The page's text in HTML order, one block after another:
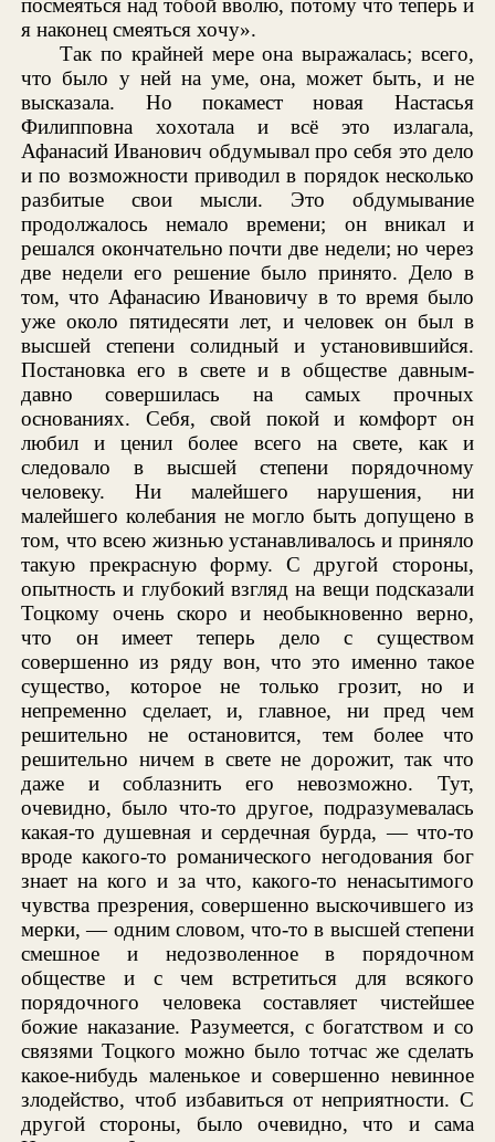
посмеяться над тобой вволю, потому что теперь и
я наконец смеяться хочу».
Так по крайней мере она выражалась; всего,
что было у ней на уме, она, может быть, и не
высказала. Но покамест новая Настасья
Филипповна хохотала и всё это излагала,
Афанасий Иванович обдумывал про себя это дело
и по возможности приводил в порядок несколько
разбитые свои мысли. Это обдумывание
продолжалось немало времени; он вникал и
решался окончательно почти две недели; но через
две недели его решение было принято. Дело в
том, что Афанасию Ивановичу в то время было
уже около пятидесяти лет, и человек он был в
высшей степени солидный и установившийся.
Постановка его в свете и в обществе давным-
давно совершилась на самых прочных
основаниях. Себя, свой покой и комфорт он
любил и ценил более всего на свете, как и
следовало в высшей степени порядочному
человеку. Ни малейшего нарушения, ни
малейшего колебания не могло быть допущено в
том, что всею жизнью устанавливалось и приняло
такую прекрасную форму. С другой стороны,
опытность и глубокий взгляд на вещи подсказали
Тоцкому очень скоро и необыкновенно верно,
что он имеет теперь дело с существом
совершенно из ряду вон, что это именно такое
существо, которое не только грозит, но и
непременно сделает, и, главное, ни пред чем
решительно не остановится, тем более что
решительно ничем в свете не дорожит, так что
даже и соблазнить его невозможно. Тут,
очевидно, было что-то другое, подразумевалась
какая-то душевная и сердечная бурда, — что-то
вроде какого-то романического негодования бог
знает на кого и за что, какого-то ненасытимого
чувства презрения, совершенно выскочившего из
мерки, — одним словом, что-то в высшей степени
смешное и недозволенное в порядочном
обществе и с чем встретиться для всякого
порядочного человека составляет чистейшее
божие наказание. Разумеется, с богатством и со
связями Тоцкого можно было тотчас же сделать
какое-нибудь маленькое и совершенно невинное
злодейство, чтоб избавиться от неприятности. С
другой стороны, было очевидно, что и сама